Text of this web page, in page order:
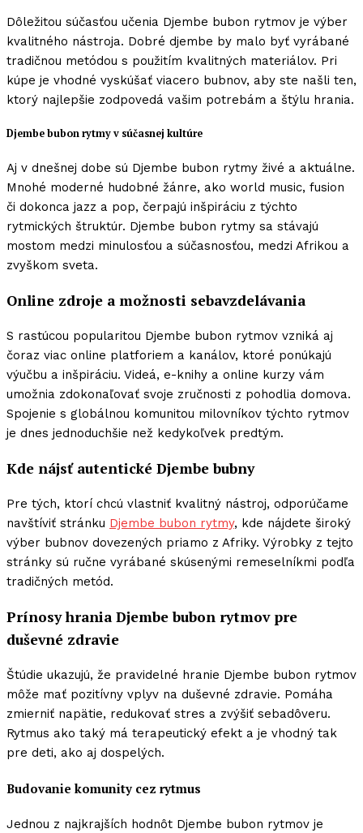
Dôležitou súčasťou učenia Djembe bubon rytmov je výber
kvalitného nástroja. Dobré djembe by malo byť vyrábané
tradičnou metódou s použitím kvalitných materiálov. Pri
kúpe je vhodné vyskúšať viacero bubnov, aby ste našli ten,
ktorý najlepšie zodpovedá vašim potrebám a štýlu hrania.
Djembe bubon rytmy v súčasnej kultúre
Aj v dnešnej dobe sú Djembe bubon rytmy živé a aktuálne.
Mnohé moderné hudobné žánre, ako world music, fusion
či dokonca jazz a pop, čerpajú inšpiráciu z týchto
rytmických štruktúr. Djembe bubon rytmy sa stávajú
mostom medzi minulosťou a súčasnosťou, medzi Afrikou a
zvyškom sveta.
Online zdroje a možnosti sebavzdelávania
S rastúcou popularitou Djembe bubon rytmov vzniká aj
čoraz viac online platforiem a kanálov, ktoré ponúkajú
výučbu a inšpiráciu. Videá, e-knihy a online kurzy vám
umožnia zdokonaľovať svoje zručnosti z pohodlia domova.
Spojenie s globálnou komunitou milovníkov týchto rytmov
je dnes jednoduchšie než kedykoľvek predtým.
Kde nájsť autentické Djembe bubny
Pre tých, ktorí chcú vlastniť kvalitný nástroj, odporúčame
navštíviť stránku Djembe bubon rytmy, kde nájdete široký
výber bubnov dovezených priamo z Afriky. Výrobky z tejto
stránky sú ručne vyrábané skúsenými remeselníkmi podľa
tradičných metód.
Prínosy hrania Djembe bubon rytmov pre
duševné zdravie
Štúdie ukazujú, že pravidelné hranie Djembe bubon rytmov
môže mať pozitívny vplyv na duševné zdravie. Pomáha
zmierniť napätie, redukovať stres a zvýšiť sebadôveru.
Rytmus ako taký má terapeutický efekt a je vhodný tak
pre deti, ako aj dospelých.
Budovanie komunity cez rytmus
Jednou z najkrajších hodnôt Djembe bubon rytmov je